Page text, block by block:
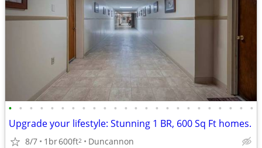
• • • • • • • • • • • • • • • • • • • • • • • •
Upgrade your lifestyle: Stunning 1 BR, 600 Sq Ft homes.
8/7 1br600ft2 Duncannon